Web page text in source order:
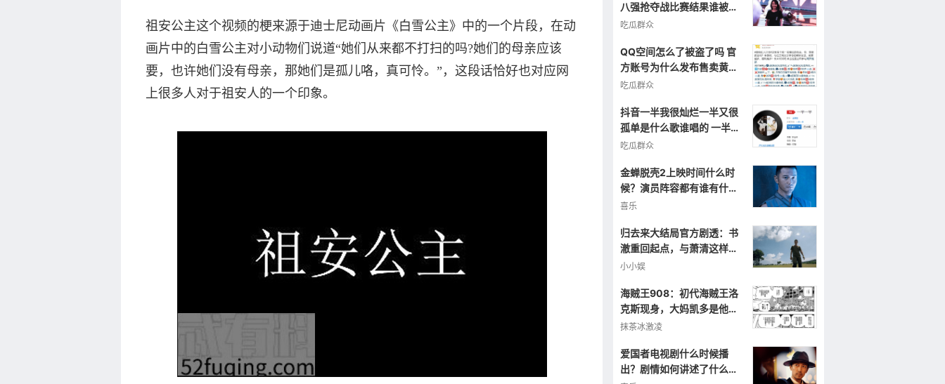
祖安公主这个视频的梗来源于迪士尼动画片《白雪公主》中的一个片段，在动
画片中的白雪公主对小动物们说道“她们从来都不打扫的吗?她们的母亲应该
要，也许她们没有母亲，那她们是孤儿咯，真可怜。”，这段话恰好也对应网
上很多人对于祖安人的一个印象。
八强抢夺战比赛结果谁被淘
汰了
吃瓜群众
QQ空间怎么了被盗了吗 官
方账号为什么发布售卖黄色
图片视频信息
吃瓜群众
抖音一半我很灿烂一半又很
孤单是什么歌谁唱的 一半一
半完整歌词
吃瓜群众
金蝉脱壳2上映时间什么时
候？演员阵容都有谁有什么
看点呢？
喜乐
归去来大结局官方剧透：书
澈重回起点，与萧清这样重
逢
小小娱
海贼王908：初代海贼王洛
克斯现身，大妈凯多是他的
小弟，曾打败罗杰！
抹茶冰激凌
爱国者电视剧什么时候播
出？剧情如何讲述了什么样